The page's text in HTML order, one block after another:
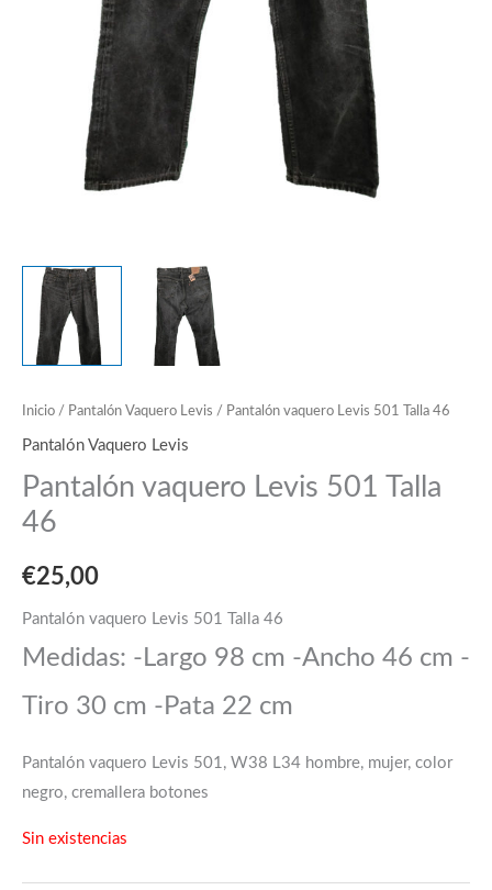
Inicio / Pantalón Vaquero Levis / Pantalón vaquero Levis 501 Talla 46
Pantalón Vaquero Levis
Pantalón vaquero Levis 501 Talla
46
€25,00
Pantalón vaquero Levis 501 Talla 46
Medidas: -Largo 98 cm -Ancho 46 cm -
Tiro 30 cm -Pata 22 cm
Pantalón vaquero Levis 501, W38 L34 hombre, mujer, color
negro, cremallera botones
Sin existencias